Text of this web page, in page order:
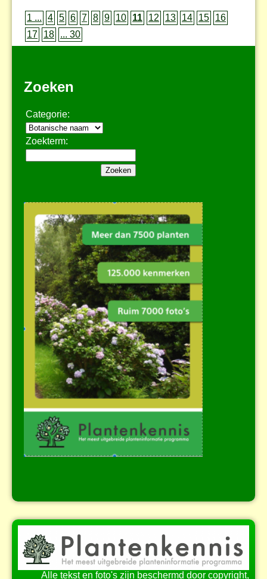
1 ... 4 5 6 7 8 9 10 11 12 13 14 15
16
17
18 ... 30
Zoeken
Categorie:
Zoekterm:
Alle tekst en foto's zijn beschermd door copyright,